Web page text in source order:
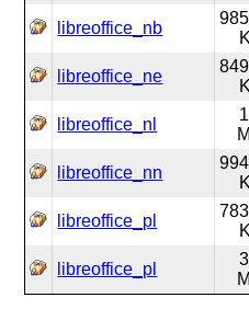
libreoffice_nb
libreoffice_ne
libreoffice_nl
libreoffice_nn
libreoffice_pl
libreoffice_pl